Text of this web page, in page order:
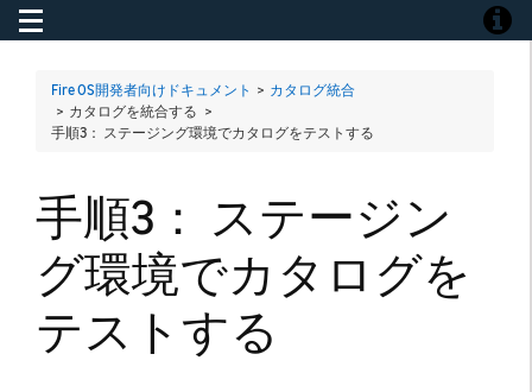
Toggle navigation
Fire OS開発者向けドキュメント > カタログ統合
> カタログを統合する >
手順3： ステージング環境でカタログをテストする
手順3： ステージン
グ環境でカタログを
テストする